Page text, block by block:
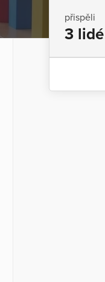
přispěli
3 lidé